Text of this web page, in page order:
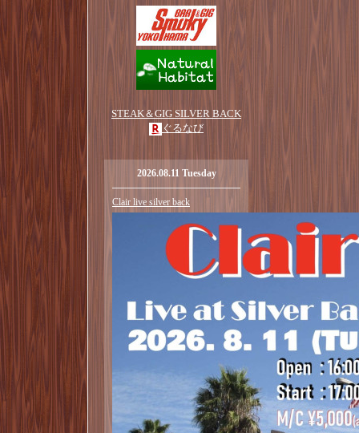
STEAK＆GIG SILVER BACK
ぐるなび
2026.08.11 Tuesday
Clair live silver back